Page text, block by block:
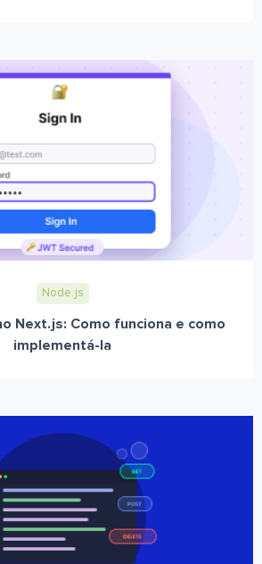
Node.js
Next.js: Como funciona e como
implementá-la